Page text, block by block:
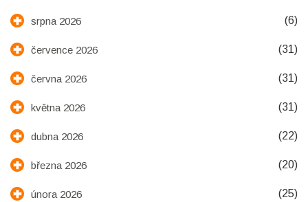
srpna 2026 (6)
července 2026 (31)
června 2026 (31)
května 2026 (31)
dubna 2026 (22)
března 2026 (20)
února 2026 (25)